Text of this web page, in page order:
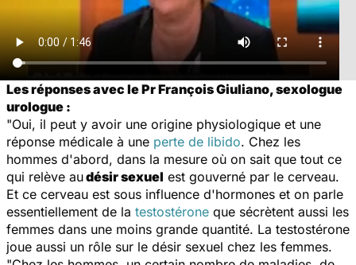
Les réponses avec le Pr François Giuliano, sexologue
urologue :
"Oui, il peut y avoir une origine physiologique et une
réponse médicale à une perte de libido. Chez les
hommes d'abord, dans la mesure où on sait que tout ce
qui relève audésir sexuel est gouverné par le cerveau.
Et ce cerveau est sous influence d'hormones et on parle
essentiellement de la testostérone que sécrètent aussi les
femmes dans une moins grande quantité. La testostérone
joue aussi un rôle sur le désir sexuel chez les femmes.